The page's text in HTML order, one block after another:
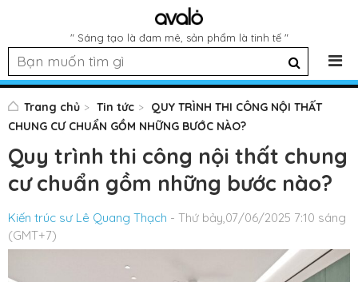
" Sáng tạo là đam mê, sản phẩm là tinh tế "
Trang chủ Tin tức
QUY TRÌNH THI CÔNG NỘI THẤT
CHUNG CƯ CHUẨN GỒM NHỮNG BƯỚC NÀO?
Quy trình thi công nội thất chung
cư chuẩn gồm những bước nào?
Kiến trúc sư Lê Quang Thạch - Thứ bảy,07/06/2025 7:10 sáng
(GMT+7)